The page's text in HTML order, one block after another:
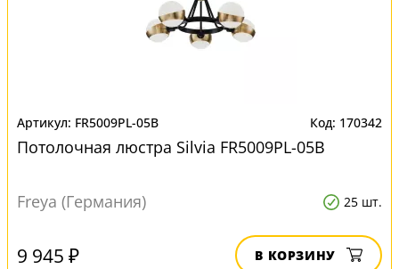
FR5009PL-05B 170342
Потолочная люстра Silvia FR5009PL-05B
Freya (Германия) 25 шт.
9 945 ₽ В КОРЗИНУ